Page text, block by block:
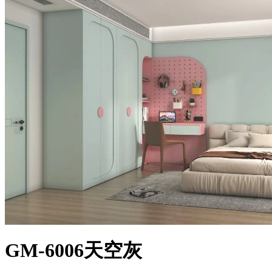
GM-6006天空灰